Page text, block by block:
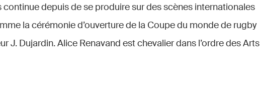
depuis de se produire sur des scènes internationales
la cérémonie d’ouverture de la Coupe du monde de rugby
J. Dujardin. Alice Renavand est chevalier dans l’ordre des Arts